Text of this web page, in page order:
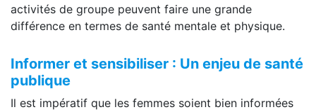
activités de groupe peuvent faire une grande
différence en termes de santé mentale et physique.
Informer et sensibiliser : Un enjeu de santé
publique
Il est impératif que les femmes soient bien informées